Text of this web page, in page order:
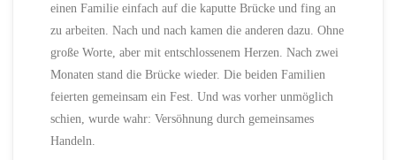
einen Familie einfach auf die kaputte Brücke und fing an
zu arbeiten. Nach und nach kamen die anderen dazu. Ohne
große Worte, aber mit entschlossenem Herzen. Nach zwei
Monaten stand die Brücke wieder. Die beiden Familien
feierten gemeinsam ein Fest. Und was vorher unmöglich
schien, wurde wahr: Versöhnung durch gemeinsames
Handeln.